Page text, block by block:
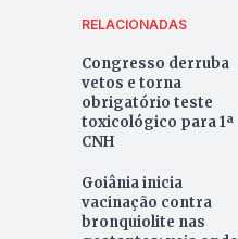
RELACIONADAS
Congresso derruba
vetos e torna
obrigatório teste
toxicológico para 1ª
CNH
Goiânia inicia
vacinação contra
bronquiolite nas